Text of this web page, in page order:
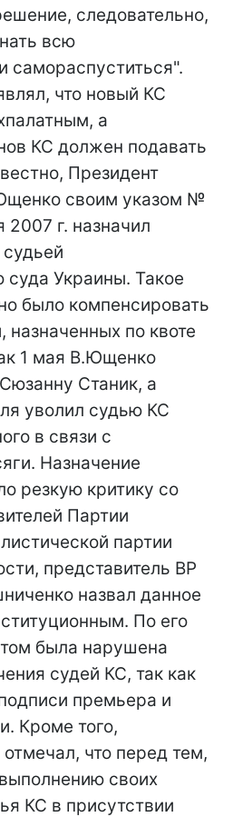
следовательно,
всю
самораспуститься".
что новый КС
а
КС должен подавать
Президент
своим указом №
г. назначил
суда Украины. Такое
было компенсировать
назначенных по квоте
1 мая В.Ющенко
Станик, а
уволил судью КС
в связи с
Назначение
резкую критику со
Партии
партии
представитель ВР
назвал данное
По его
была нарушена
судей КС, так как
премьера и
Кроме того,
что перед тем,
своих
КС в присутствии